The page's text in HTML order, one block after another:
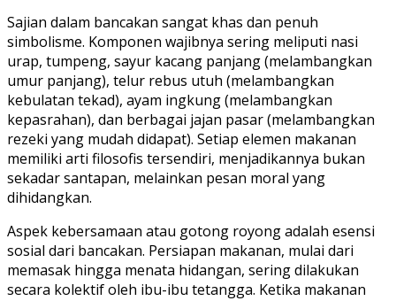
Sajian dalam bancakan sangat khas dan penuh
simbolisme. Komponen wajibnya sering meliputi nasi
urap, tumpeng, sayur kacang panjang (melambangkan
umur panjang), telur rebus utuh (melambangkan
kebulatan tekad), ayam ingkung (melambangkan
kepasrahan), dan berbagai jajan pasar (melambangkan
rezeki yang mudah didapat). Setiap elemen makanan
memiliki arti filosofis tersendiri, menjadikannya bukan
sekadar santapan, melainkan pesan moral yang
dihidangkan.
Aspek kebersamaan atau gotong royong adalah esensi
sosial dari bancakan. Persiapan makanan, mulai dari
memasak hingga menata hidangan, sering dilakukan
secara kolektif oleh ibu-ibu tetangga. Ketika makanan